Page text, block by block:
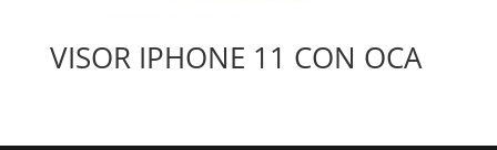
VISOR IPHONE 11 CON OCA